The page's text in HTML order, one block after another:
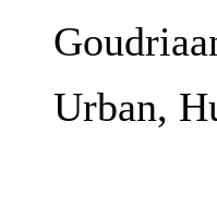
Urban,